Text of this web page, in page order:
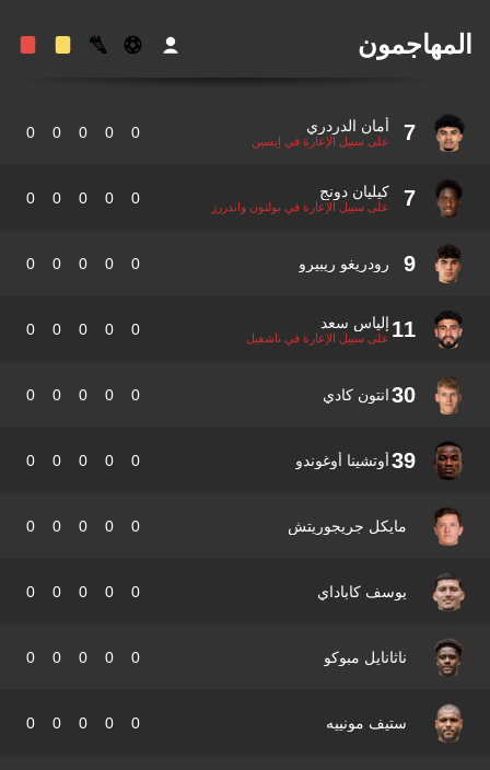
7 أمان الدردري
على سبيل الإعارة في إيسين 0
0
0
0
7 كيليان دونج
على سبيل الإعارة في بولتون واندررز 0
0
0
0
9 رودريغو ريبيرو 0
0
0
0
11 إلياس سعد
على سبيل الإعارة في ناشفيل 0
0
0
0
30 انتون كادي 0
0
0
0
39 أوتشينا أوغوندو 0
0
0
0
مايكل جريجوريتش 0
0
0
0
يوسف كاباداي 0
0
0
0
ناثانايل مبوكو 0
0
0
0
ستيف مونييه 0
0
0
0